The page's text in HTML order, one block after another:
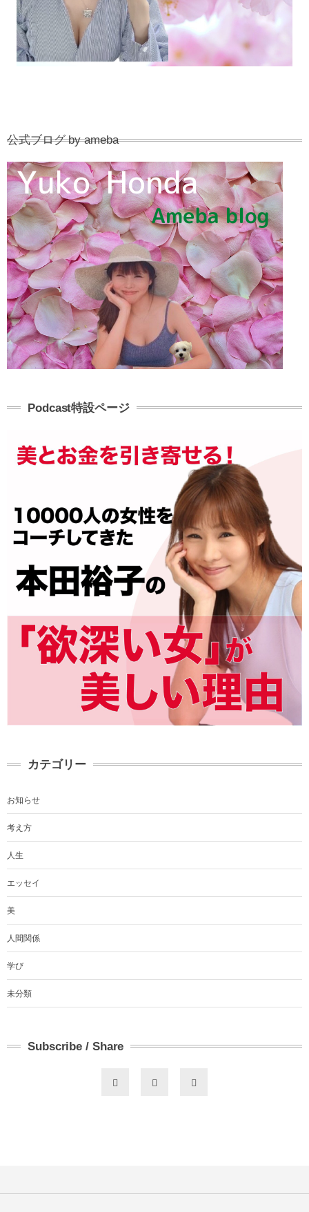
公式ブログ by ameba
Podcast特設ページ
カテゴリー
お知らせ
考え方
人生
エッセイ
美
人間関係
学び
未分類
Subscribe / Share